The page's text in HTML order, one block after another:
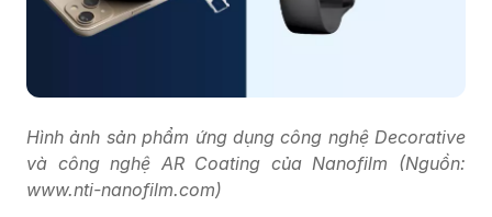
Hình ảnh sản phẩm ứng dụng công nghệ Decorative
và công nghệ AR Coating của Nanofilm (Nguồn:
www.nti-nanofilm.com)